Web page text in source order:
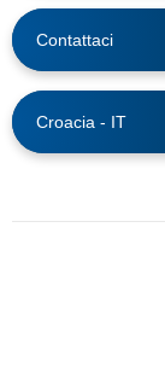
Contattaci
Croacia - IT